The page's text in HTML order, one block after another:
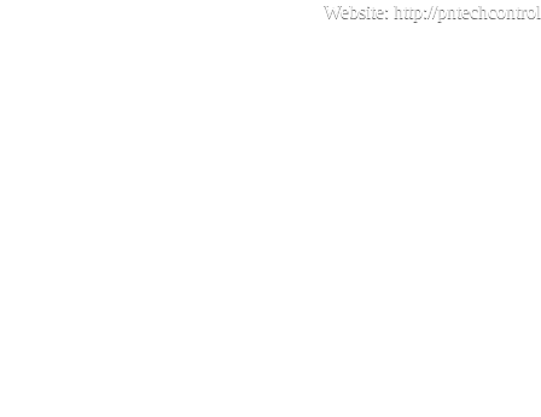
Website: http://